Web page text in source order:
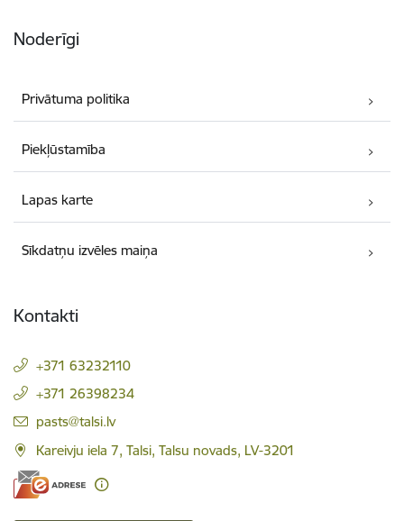
Noderīgi
Privātuma politika
Piekļūstamība
Lapas karte
Sīkdatņu izvēles maiņa
Kontakti
+371 63232110
+371 26398234
E-pasts:
pasts@talsi.lv
Kareivju iela 7, Talsi, Talsu novads, LV-3201